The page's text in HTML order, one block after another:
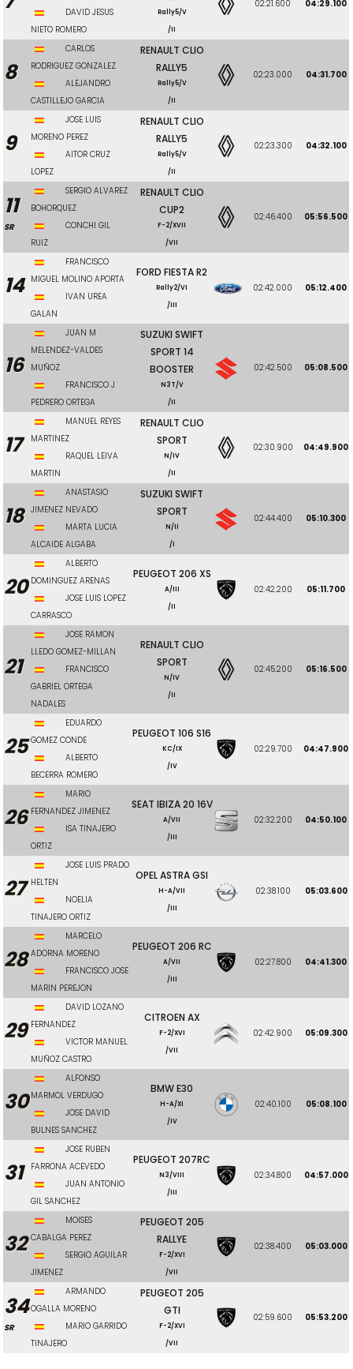
DAVID JESUS
NIETO ROMERO
Rally5/V
/II
02:21.600 04:29.100
8
CARLOS
RODRIGUEZ GONZALEZ
ALEJANDRO
CASTILLEJO GARCIA
RENAULT CLIO
RALLY5
Rally5/V
/II
02:23.000 04:31.700
9
JOSE LUIS
MORENO PEREZ
AITOR CRUZ
LOPEZ
RENAULT CLIO
RALLY5
Rally5/V
/II
02:23.300 04:32.100
11
SR
SERGIO ALVAREZ
BOHORQUEZ
CONCHI GIL
RUIZ
RENAULT CLIO
CUP2
F-2/XVII
/VII
02:46.400 05:56.500
14
FRANCISCO
MIGUEL MOLINO APORTA
IVAN UREA
GALAN
FORD FIESTA R2
Rally2/VI
/III
02:42.000 05:12.400
16
JUAN M
MELENDEZ-VALDES
MUÑOZ
FRANCISCO J
PEDRERO ORTEGA
SUZUKI SWIFT
SPORT 14
BOOSTER
N3T/V
/II
02:42.500 05:08.500
17
MANUEL REYES
MARTINEZ
RAQUEL LEIVA
MARTIN
RENAULT CLIO
SPORT
N/IV
/II
02:30.900 04:49.900
18
ANASTASIO
JIMENEZ NEVADO
MARTA LUCIA
ALCAIDE ALGABA
SUZUKI SWIFT
SPORT
N/II
/I
02:44.400 05:10.300
20
ALBERTO
DOMINGUEZ ARENAS
JOSE LUIS LOPEZ
CARRASCO
PEUGEOT 206 XS
A/III
/II
02:42.200 05:11.700
21
JOSE RAMON
LLEDO GOMEZ-MILLAN
FRANCISCO
GABRIEL ORTEGA
NADALES
RENAULT CLIO
SPORT
N/IV
/II
02:45.200 05:16.500
25
EDUARDO
GOMEZ CONDE
ALBERTO
BECERRA ROMERO
PEUGEOT 106 S16
KC/IX
/IV
02:29.700 04:47.900
26
MARIO
FERNANDEZ JIMENEZ
ISA TINAJERO
ORTIZ
SEAT IBIZA 20 16V
A/VII
/III
02:32.200 04:50.100
27
JOSE LUIS PRADO
HELTEN
NOELIA
TINAJERO ORTIZ
OPEL ASTRA GSI
H-A/VII
/III
02:38.100 05:03.600
28
MARCELO
ADORNA MORENO
FRANCISCO JOSE
MARIN PEREJON
PEUGEOT 206 RC
A/VII
/III
02:27.800 04:41.300
29
DAVID LOZANO
FERNANDEZ
VICTOR MANUEL
MUÑOZ CASTRO
CITROEN AX
F-2/XVI
/VII
02:42.900 05:09.300
30
ALFONSO
MARMOL VERDUGO
JOSE DAVID
BULNES SANCHEZ
BMW E30
H-A/XI
/IV
02:40.100 05:08.100
31
JOSE RUBEN
FARRONA ACEVEDO
JUAN ANTONIO
GIL SANCHEZ
PEUGEOT 207RC
N3/VIII
/III
02:34.800 04:57.000
32
MOISES
CABALGA PEREZ
SERGIO AGUILAR
JIMENEZ
PEUGEOT 205
RALLYE
F-2/XVI
/VII
02:38.400 05:03.000
34
SR
ARMANDO
OGALLA MORENO
MARIO GARRIDO
TINAJERO
PEUGEOT 205
GTI
F-2/XVI
/VII
02:59.600 05:53.200